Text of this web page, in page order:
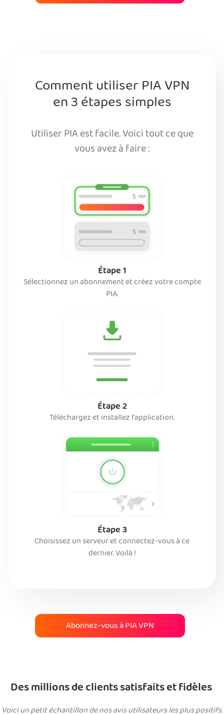
Comment utiliser PIA VPN
en 3 étapes simples
Utiliser PIA est facile. Voici tout ce que
vous avez à faire :
Étape 1
Sélectionnez un abonnement et créez votre compte
PIA.
Étape 2
Téléchargez et installez l'application.
Étape 3
Choisissez un serveur et connectez-vous à ce
dernier. Voilà !
Abonnez-vous à PIA VPN
Des millions de clients satisfaits et fidèles
Voici un petit échantillon de nos avis utilisateurs les plus positifs.